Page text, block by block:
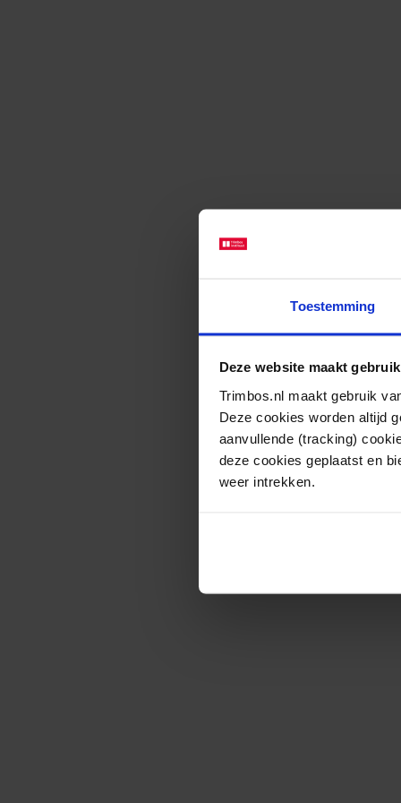
Toestemming
Deze website maakt
Trimbos.nl maakt gebruik
Deze cookies worden altijd
aanvullende (tracking)
deze cookies geplaatst en
weer intrekken.